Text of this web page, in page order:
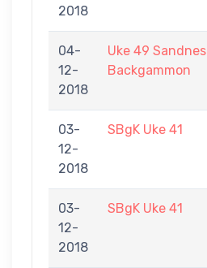
2018
04-
12-
2018
Uke 49 Sandnes
Backgammon
03-
12-
2018
SBgK Uke 41
03-
12-
2018
SBgK Uke 41